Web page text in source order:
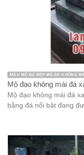
MẪU MỘ ĐÁ ĐẸP MỘ ĐÁ KHÔNG
Mộ đạo không mái đá
Mộ đạo không mái đá
bằng đá nổi bật đang